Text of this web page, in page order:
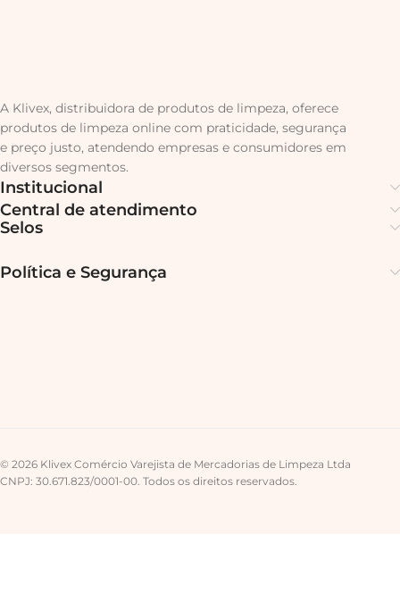
A Klivex, distribuidora de produtos de limpeza, oferece
produtos de limpeza online com praticidade, segurança
e preço justo, atendendo empresas e consumidores em
diversos segmentos.
Institucional
Central de atendimento
Selos
Política e Segurança
© 2026 Klivex Comércio Varejista de Mercadorias de Limpeza Ltda
CNPJ: 30.671.823/0001-00. Todos os direitos reservados.